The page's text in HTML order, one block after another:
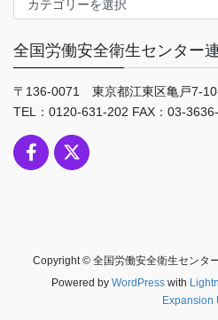
テ
リ
ー
全国労働安全衛生センター
〒136-0071 東京都江東区亀戸7-
TEL：0120-631-202 FAX：03-
Copyright © 全国労働安全衛生センタ
Powered by WordPresswith
Expansion